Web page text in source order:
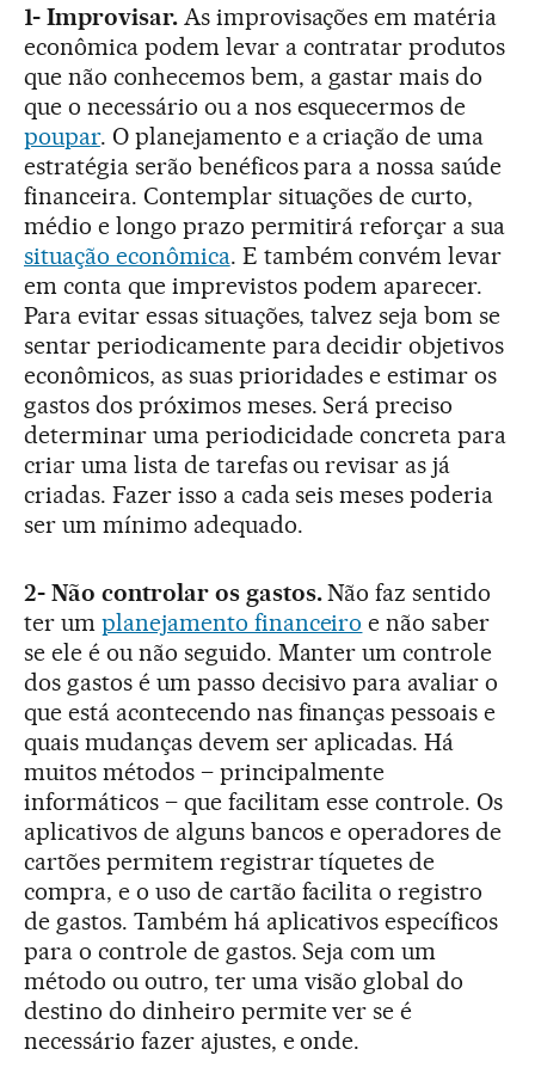
1- Improvisar.As improvisações em matéria
econômica podem levar a contratar produtos
que não conhecemos bem, a gastar mais do
que o necessário ou a nos esquecermos de
poupar. O planejamento e a criação de uma
estratégia serão benéficos para a nossa saúde
financeira. Contemplar situações de curto,
médio e longo prazo permitirá reforçar a sua
situação econômica. E também convém levar
em conta que imprevistos podem aparecer.
Para evitar essas situações, talvez seja bom se
sentar periodicamente para decidir objetivos
econômicos, as suas prioridades e estimar os
gastos dos próximos meses. Será preciso
determinar uma periodicidade concreta para
criar uma lista de tarefas ou revisar as já
criadas. Fazer isso a cada seis meses poderia
ser um mínimo adequado.
2- Não controlar os gastos.Não faz sentido
ter um planejamento financeiro e não saber
se ele é ou não seguido. Manter um controle
dos gastos é um passo decisivo para avaliar o
que está acontecendo nas finanças pessoais e
quais mudanças devem ser aplicadas. Há
muitos métodos – principalmente
informáticos – que facilitam esse controle. Os
aplicativos de alguns bancos e operadores de
cartões permitem registrar tíquetes de
compra, e o uso de cartão facilita o registro
de gastos. Também há aplicativos específicos
para o controle de gastos. Seja com um
método ou outro, ter uma visão global do
destino do dinheiro permite ver se é
necessário fazer ajustes, e onde.